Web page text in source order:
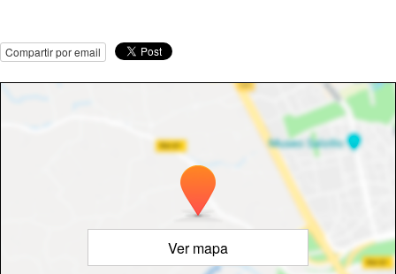
Compartir por email
Ver mapa